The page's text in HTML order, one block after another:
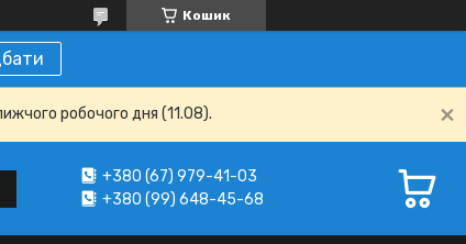
Кошик
робочого дня (11.08).
+380 (67) 979-41-03
+380 (99) 648-45-68